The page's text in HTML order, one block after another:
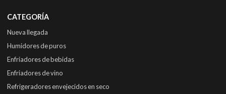
CATEGORÍA
Nueva llegada
Humidores de puros
Enfriadores de bebidas
Enfriadores de vino
Refrigeradores envejecidos en seco